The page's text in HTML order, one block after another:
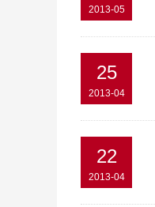
2013-05
25
2013-04
22
2013-04